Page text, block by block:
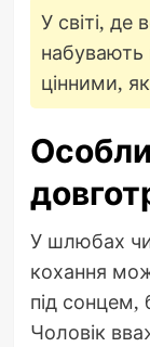
У світі, де
набувають
цінними,
У шлюбах
кохання
під сонцем,
Чоловік